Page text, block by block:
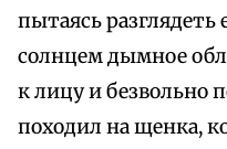
пытаясь разглядеть
солнцем дымное
к лицу и безвольно
походил на щенка,